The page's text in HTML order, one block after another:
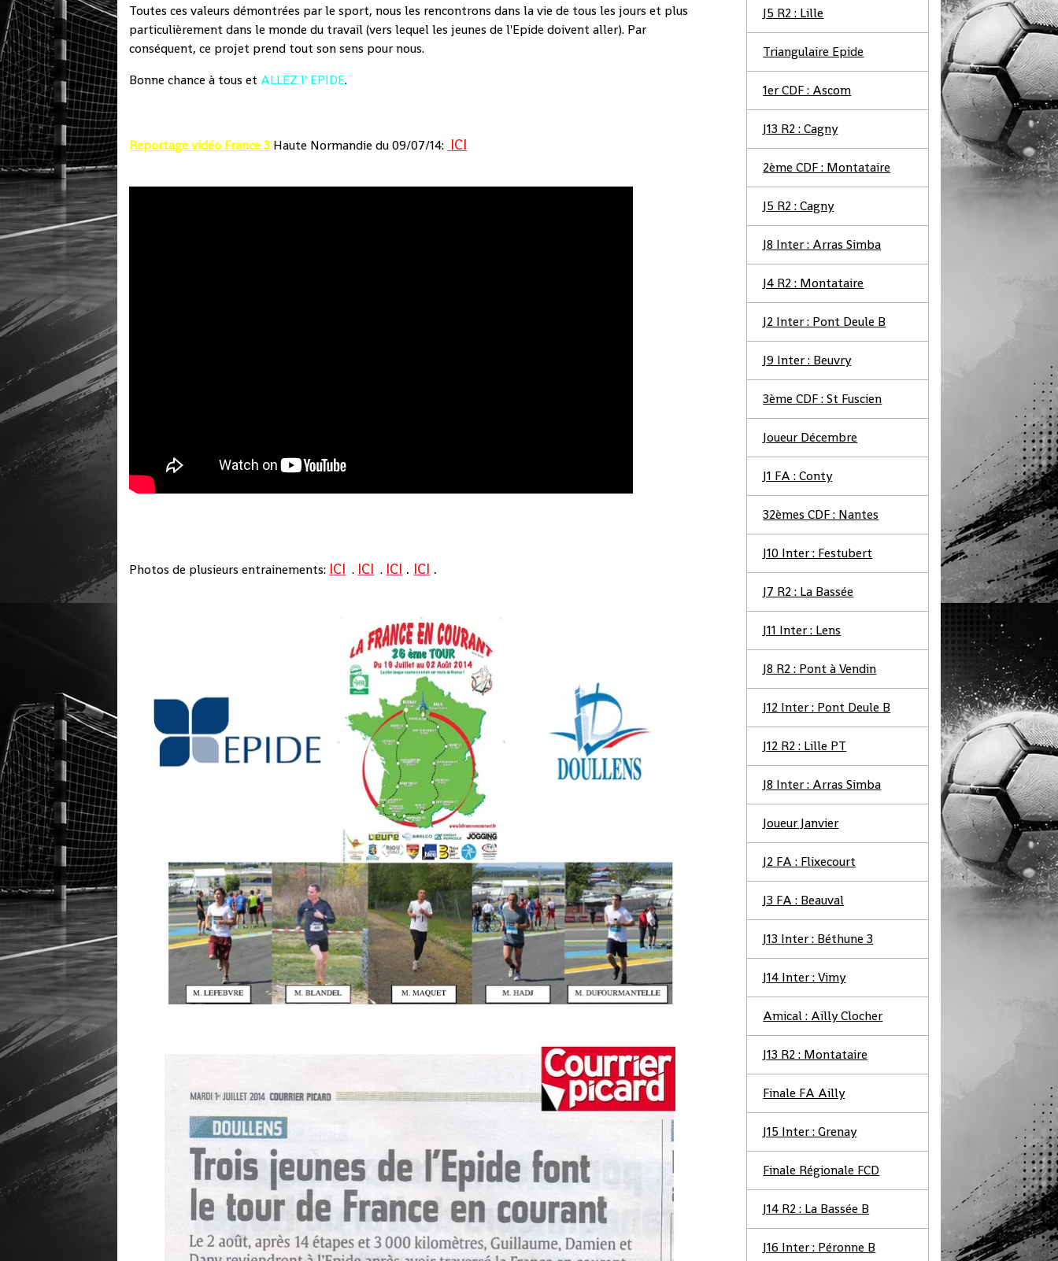
Toutes ces valeurs démontrées par le sport, nous les rencontrons dans la vie de tous les jours et plus
particulièrement dans le monde du travail (vers lequel les jeunes de l'Epide doivent aller). Par
conséquent, ce projet prend tout son sens pour nous.
Bonne chance à tous et ALLEZ l' EPIDE.
Reportage vidéo France 3 Haute Normandie du 09/07/14: ICI
Photos de plusieurs entrainements: ICI . ICI . ICI . ICI .
J5 R2 : Lille
Triangulaire Epide
1er CDF : Ascom
J13 R2 : Cagny
2ème CDF : Montataire
J5 R2 : Cagny
J8 Inter : Arras Simba
J4 R2 : Montataire
J2 Inter : Pont Deule B
J9 Inter : Beuvry
3ème CDF : St Fuscien
Joueur Décembre
J1 FA : Conty
32èmes CDF : Nantes
J10 Inter : Festubert
J7 R2 : La Bassée
J11 Inter : Lens
J8 R2 : Pont à Vendin
J12 Inter : Pont Deule B
J12 R2 : Lille PT
J8 Inter : Arras Simba
Joueur Janvier
J2 FA : Flixecourt
J3 FA : Beauval
J13 Inter : Béthune 3
J14 Inter : Vimy
Amical : Ailly Clocher
J13 R2 : Montataire
Finale FA Ailly
J15 Inter : Grenay
Finale Régionale FCD
J14 R2 : La Bassée B
J16 Inter : Péronne B